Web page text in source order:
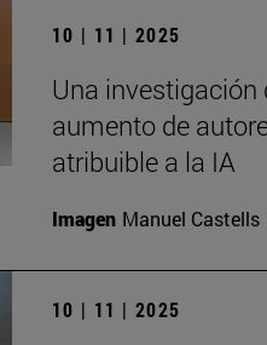
10 | 11 | 2025
Una investigación
aumento de
atribuible a la IA
Imagen Manuel Castells
10 | 11 | 2025